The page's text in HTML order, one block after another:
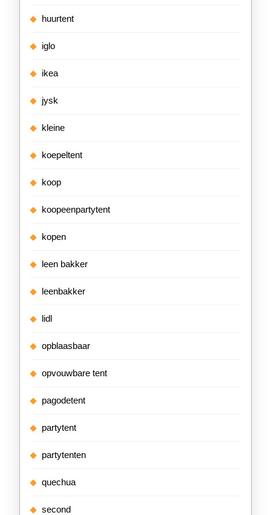
huurtent
iglo
ikea
jysk
kleine
koepeltent
koop
koopeenpartytent
kopen
leen bakker
leenbakker
lidl
opblaasbaar
opvouwbare tent
pagodetent
partytent
partytenten
quechua
second